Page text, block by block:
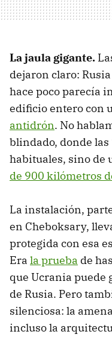
La jaula gigante.
dejaron claro:
hace poco parecía
edificio entero con
antidrón. No
blindado, donde las
habituales, sino de
de 900 kilómetros
La instalación,
en Cheboksary,
protegida con esa
Era la prueba de
que Ucrania puede
de Rusia. Pero
silenciosa: la
incluso la